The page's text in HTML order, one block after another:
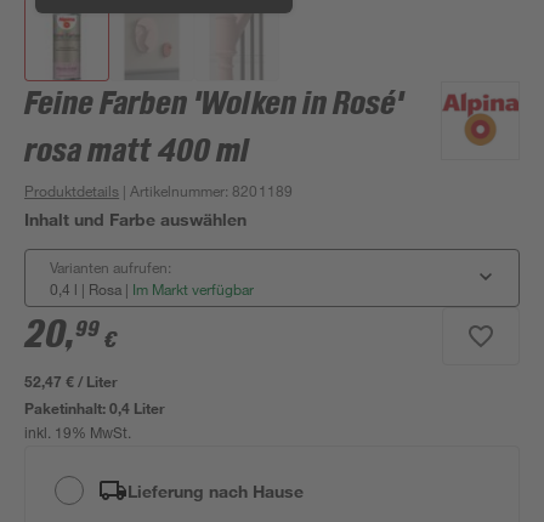
Feine Farben 'Wolken in Rosé'
rosa matt 400 ml
Produktdetails | Artikelnummer: 8201189
Inhalt und Farbe auswählen
Varianten aufrufen:
0,4 l | Rosa | Im Markt verfügbar
20,99 €
52,47 € / Liter
Paketinhalt:0,4 Liter
inkl. 19% MwSt.
Lieferung nach Hause